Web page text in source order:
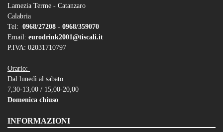
Lamezia Terme - Catanzaro
Calabria
Tel: 0968/27208 - 0968/359070
Email: eurodrink2001@tiscali.it
P.IVA: 02031710797
Orario:
Dal lunedì al sabato
7,30-13,00 / 15,00-20,00
Domenica chiuso
INFORMAZIONI